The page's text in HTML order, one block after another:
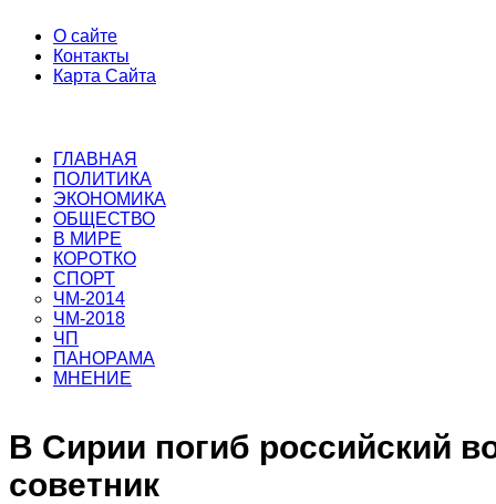
О сайте
Контакты
Карта Сайта
ГЛАВНАЯ
ПОЛИТИКА
ЭКОНОМИКА
ОБЩЕСТВО
В МИРЕ
КОРОТКО
СПОРТ
ЧМ-2014
ЧМ-2018
ЧП
ПАНОРАМА
МНЕНИЕ
В Сирии погиб российский
советник